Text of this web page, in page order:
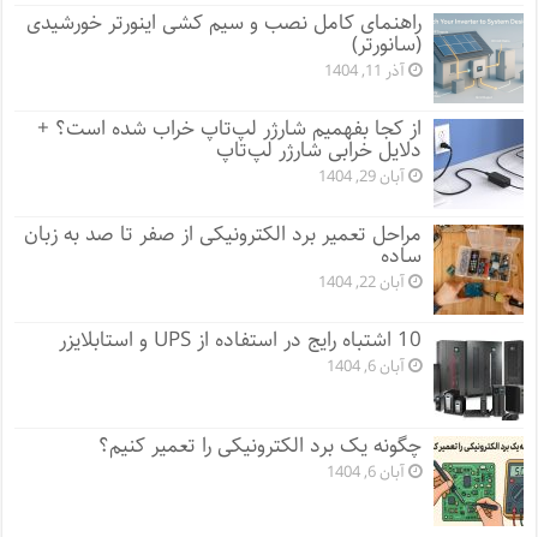
راهنمای کامل نصب و سیم کشی اینورتر خورشیدی
(سانورتر)
آذر 11, 1404
از کجا بفهمیم شارژر لپ‌تاپ خراب شده است؟ +
دلایل خرابی شارژر لپ‌تاپ
آبان 29, 1404
مراحل تعمیر برد الکترونیکی از صفر تا صد به زبان
ساده
آبان 22, 1404
10 اشتباه رایج در استفاده از UPS و استابلایزر
آبان 6, 1404
چگونه یک برد الکترونیکی را تعمیر کنیم؟
آبان 6, 1404